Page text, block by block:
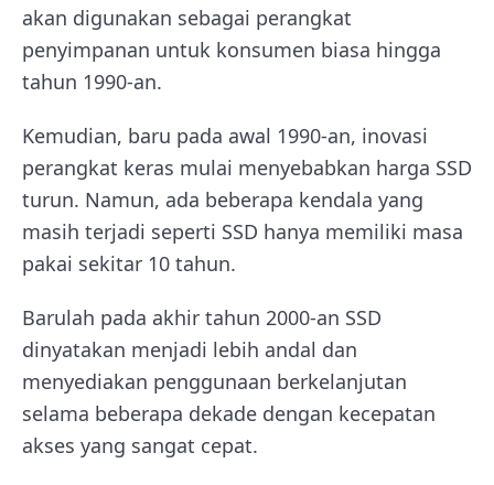
akan digunakan sebagai perangkat
penyimpanan untuk konsumen biasa hingga
tahun 1990-an.
Kemudian, baru pada awal 1990-an, inovasi
perangkat keras mulai menyebabkan harga SSD
turun. Namun, ada beberapa kendala yang
masih terjadi seperti SSD hanya memiliki masa
pakai sekitar 10 tahun.
Barulah pada akhir tahun 2000-an SSD
dinyatakan menjadi lebih andal dan
menyediakan penggunaan berkelanjutan
selama beberapa dekade dengan kecepatan
akses yang sangat cepat.